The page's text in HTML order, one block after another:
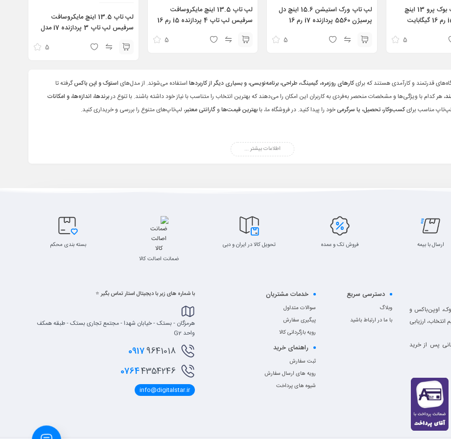
لپ تاپ اپل مک بوک پرو 13 اینچ
2020 پردازنده i5 رم 16 گیگابایت
Pro 2020 i5-
5
لپ تاپ ورک استیشن 15.6 اینچ دل
پرسیژن 5560 پردازنده i7 رم 16
5560 i7 11TH 16GB 512GB RTX
5
لپ تاپ 13.5 اینچ مایکروسافت
سرفیس لپ تاپ 4 پردازنده i5 رم 16
Surface laptop 4 i5 1135G7
5
لپ تاپ 13.5 اینچ مایکروسافت
سرفیس لپ تاپ 3 پردازنده i7 مدل
16gb 512gb 13.5 inch
5
قدرتمند و کارآمدی هستند که برایکارهای روزمره، گیمینگ، طراحی، برنامه‌نویسی، و بسیاری دیگر از کاربردهااستفاده می‌شوند. از مدل‌های استوک و اپن باکسگرفته تا
، هر کدام با ویژگی‌ها و مشخصات منحصر به‌فردی به کاربران این امکان را می‌دهند که بهترین انتخاب را متناسب با نیاز خود داشته باشند. با تنوع دربرندها، اندازه‌ها، و امکانات
مناسب برایکسب‌وکار، تحصیل، یا سرگرمیخود را پیدا کنید. در فروشگاه ما، بابهترین قیمت‌هاو گارانتی معتبر، لپ‌تاپ‌های متنوع را بررسی و خریداری کنید.
اطلاعات بیشتر ...
ارسال با بیمه فروش تک و عمده
تحویل کالا در ایران و دبی
ضمانت اصالت کالا
بسته بندی محکم
استوک، اوپن‌باکس و
ارزیابی
پس از خرید
دسترسی سریع
وبلاگ
با ما در ارتباط باشید
خدمات مشتریان
سوالات متداول
پیگیری سفارش
رویه بازگردانی کالا
راهنمای خرید
ثبت سفارش
رویه های ارسال سفارش
شیوه های پرداخت
با شماره های زیر با دیجیتال استار تماس بگیر ⭐
هرمزگان - بستک - خیابان شهدا - مجتمع تجاری بستک - طبقه همکف
واحد G2
09179641018
07644354246
info@digitalstar.ir